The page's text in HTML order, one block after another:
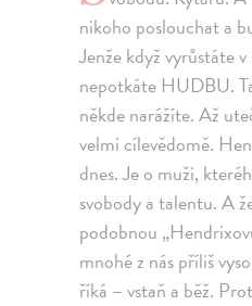
nikoho poslouchat a
Jenže když vyrůstáte
nepotkáte HUDBU.
někde narážíte. Až
velmi cílevědomě.
dnes. Je o muži,
svobody a talentu. A
podobnou
mnohé z nás příliš
říká – vstaň a běž.